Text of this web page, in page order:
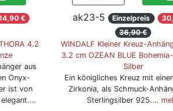
€
4.2
aus
Onyx-
ist von
…
ak23-5 Einzelpreis
36,90 €
WINDALF Kleiner Kreuz-
3.2 cm OZEAN BLUE
Silber
Ein königliches Kreuz mit
Zirkonia, als Schmuck-
Sterlingsilber 925.…